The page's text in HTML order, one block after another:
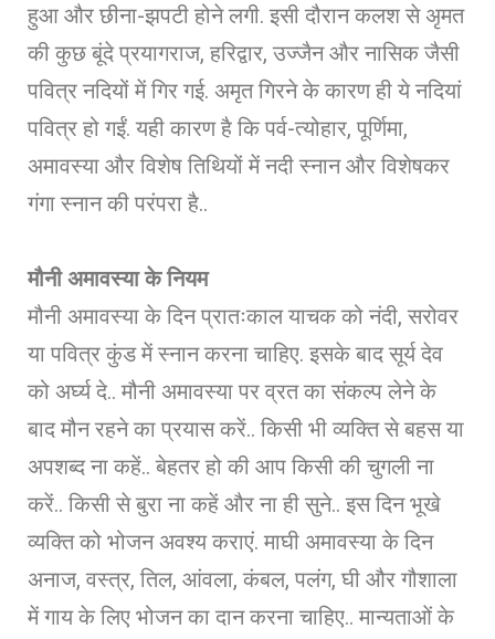
हुआ और छीना-झपटी होने लगी. इसी दौरान कलश से अृमत
की कुछ बूंदे प्रयागराज, हरिद्वार, उज्जैन और नासिक जैसी
पवित्र नदियों में गिर गई. अमृत गिरने के कारण ही ये नदियां
पवित्र हो गईं. यही कारण है कि पर्व-त्योहार, पूर्णिमा,
अमावस्या और विशेष तिथियों में नदी स्नान और विशेषकर
गंगा स्नान की परंपरा है..
मौनी अमावस्या के नियम
मौनी अमावस्या के दिन प्रातःकाल याचक को नंदी, सरोवर
या पवित्र कुंड में स्नान करना चाहिए. इसके बाद सूर्य देव
को अर्घ्य दे.. मौनी अमावस्या पर व्रत का संकल्प लेने के
बाद मौन रहने का प्रयास करें.. किसी भी व्यक्ति से बहस या
अपशब्द ना कहें.. बेहतर हो की आप किसी की चुगली ना
करें.. किसी से बुरा ना कहें और ना ही सुने.. इस दिन भूखे
व्यक्ति को भोजन अवश्य कराएं. माघी अमावस्या के दिन
अनाज, वस्त्र, तिल, आंवला, कंबल, पलंग, घी और गौशाला
में गाय के लिए भोजन का दान करना चाहिए.. मान्यताओं के